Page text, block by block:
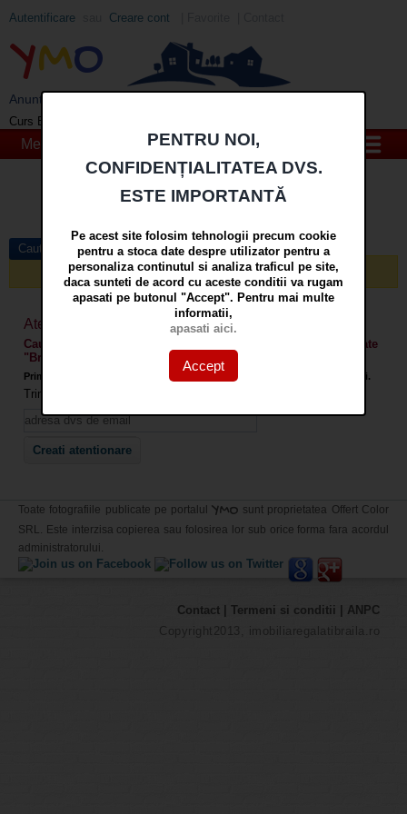
Autentificare Creare cont
YMO
Anunturi imobiliare din Galati si Braila - YMO
Curs BNR 07/08/2026:
Meniu
Cautare avansata
Nici un anunt nu a fost gasit care sa corespunda cautarii!
Atentionare prin E-mail pentru:
Cauta Apartamente 3 camere, Tip anunt "Proprietar", Localitate
"Braila", Compartimentare "Circular", Zona "Buzaului"
Primiti atentionari prin email cand apar anunturi care corespund cautarii.
Trimiteti atentionari prin email
Toate fotografiile publicate pe portalulYMO sunt proprietatea Offert Color
SRL. Este interzisa copierea sau folosirea lor sub orice forma fara acordul
administratorului.
Contact Termeni si conditii
ANPC
Copyright2013, imobiliaregalatibraila.ro
PENTRU NOI,
CONFIDENȚIALITATEA DVS.
ESTE IMPORTANTĂ
Pe acest site folosim tehnologii precum cookie
pentru a stoca date despre utilizator pentru a
personaliza continutul si analiza traficul pe site,
daca sunteti de acord cu aceste conditii va rugam
apasati pe butonul "Accept". Pentru mai multe
informatii,
apasati aici.
Accept